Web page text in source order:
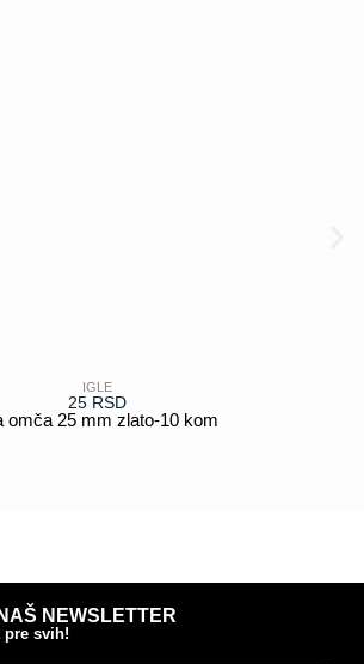
IGLE
25 RSD
omča 25 mm zlato-10 kom
NEWSLETTER
pre svih!